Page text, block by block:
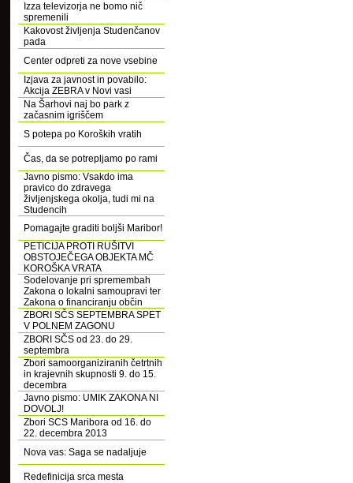
Izza televizorja ne bomo nič
spremenili
Kakovost življenja Studenčanov
pada
Center odpreti za nove vsebine
Izjava za javnost in povabilo:
Akcija ZEBRA v Novi vasi
Na Šarhovi naj bo park z
začasnim igriščem
S potepa po Koroških vratih
Čas, da se potrepljamo po rami
Javno pismo: Vsakdo ima
pravico do zdravega
življenjskega okolja, tudi mi na
Studencih
Pomagajte graditi boljši Maribor!
PETICIJA PROTI RUŠITVI
OBSTOJEČEGA OBJEKTA MČ
KOROŠKA VRATA
Sodelovanje pri spremembah
Zakona o lokalni samoupravi ter
Zakona o financiranju občin
ZBORI SČS SEPTEMBRA SPET
V POLNEM ZAGONU
ZBORI SČS od 23. do 29.
septembra
Zbori samoorganiziranih četrtnih
in krajevnih skupnosti 9. do 15.
decembra
Javno pismo: UMIK ZAKONA NI
DOVOLJ!
Zbori SCS Maribora od 16. do
22. decembra 2013
Nova vas: Saga se nadaljuje
Redefinicija srca mesta